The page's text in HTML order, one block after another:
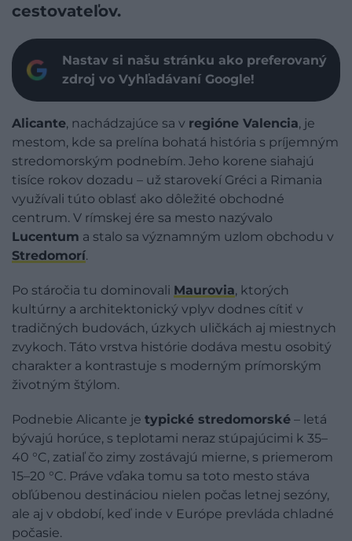
cestovateľov.
Nastav si našu stránku ako preferovaný
zdroj vo Vyhľadávaní Google!
Alicante, nachádzajúce sa v regióne Valencia, je
mestom, kde sa prelína bohatá história s príjemným
stredomorským podnebím. Jeho korene siahajú
tisíce rokov dozadu – už starovekí Gréci a Rimania
využívali túto oblasť ako dôležité obchodné
centrum. V rímskej ére sa mesto nazývalo
Lucentum a stalo sa významným uzlom obchodu v
Stredomorí.
Po stáročia tu dominovali Maurovia, ktorých
kultúrny a architektonický vplyv dodnes cítiť v
tradičných budovách, úzkych uličkách aj miestnych
zvykoch. Táto vrstva histórie dodáva mestu osobitý
charakter a kontrastuje s moderným prímorským
životným štýlom.
Podnebie Alicante je typické stredomorské – letá
bývajú horúce, s teplotami neraz stúpajúcimi k 35–
40 °C, zatiaľ čo zimy zostávajú mierne, s priemerom
15–20 °C. Práve vďaka tomu sa toto mesto stáva
obľúbenou destináciou nielen počas letnej sezóny,
ale aj v období, keď inde v Európe prevláda chladné
počasie.